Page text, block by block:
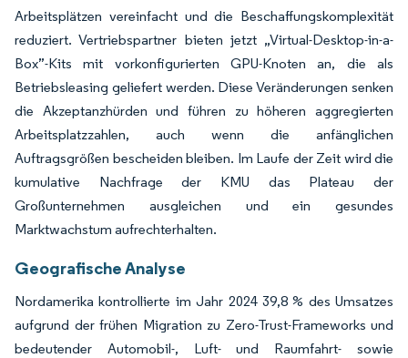
Arbeitsplätzen vereinfacht und die Beschaffungskomplexität
reduziert. Vertriebspartner bieten jetzt „Virtual-Desktop-in-a-
Box”-Kits mit vorkonfigurierten GPU-Knoten an, die als
Betriebsleasing geliefert werden. Diese Veränderungen senken
die Akzeptanzhürden und führen zu höheren aggregierten
Arbeitsplatzzahlen, auch wenn die anfänglichen
Auftragsgrößen bescheiden bleiben. Im Laufe der Zeit wird die
kumulative Nachfrage der KMU das Plateau der
Großunternehmen ausgleichen und ein gesundes
Marktwachstum aufrechterhalten.
Geografische Analyse
Nordamerika kontrollierte im Jahr 2024 39,8 % des Umsatzes
aufgrund der frühen Migration zu Zero-Trust-Frameworks und
bedeutender Automobil-, Luft- und Raumfahrt- sowie